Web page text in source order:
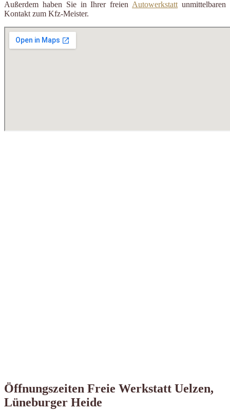
Außerdem haben Sie in Ihrer freienAutowerkstattunmittelbaren
Kontakt zum Kfz-Meister.
Öffnungszeiten Freie Werkstatt Uelzen,
Lüneburger Heide